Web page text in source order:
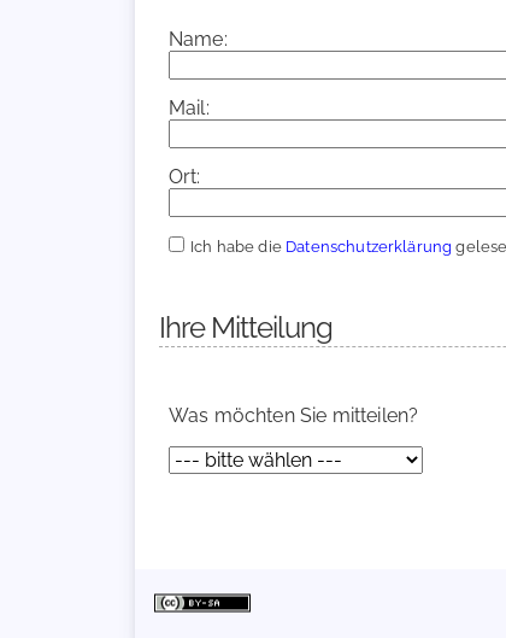
Name:
Mail:
Ort:
Ich habe die Datenschutzerklärung
Ihre Mitteilung
Was möchten Sie mitteilen?